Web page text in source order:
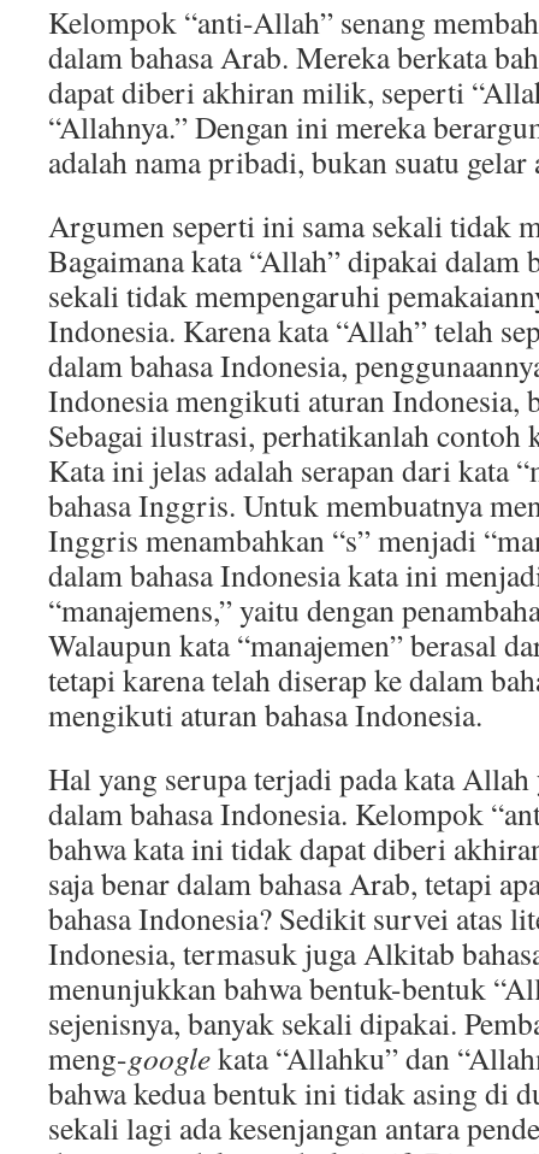
Kelompok “anti-Allah” senang
dalam bahasa Arab. Mereka berkata
dapat diberi akhiran milik, seperti
“Allahnya.” Dengan ini mereka
adalah nama pribadi, bukan suatu gelar
Argumen seperti ini sama sekali tidak
Bagaimana kata “Allah” dipakai dalam
sekali tidak mempengaruhi
Indonesia. Karena kata “Allah” telah
dalam bahasa Indonesia,
Indonesia mengikuti aturan Indonesia,
Sebagai ilustrasi, perhatikanlah contoh
Kata ini jelas adalah serapan dari kata
bahasa Inggris. Untuk membuatnya
Inggris menambahkan “s” menjadi
dalam bahasa Indonesia kata ini
“manajemens,” yaitu dengan
Walaupun kata “manajemen” berasal
tetapi karena telah diserap ke dalam
mengikuti aturan bahasa Indonesia.
Hal yang serupa terjadi pada kata
dalam bahasa Indonesia. Kelompok
bahwa kata ini tidak dapat diberi
saja benar dalam bahasa Arab, tetapi
bahasa Indonesia? Sedikit survei atas
Indonesia, termasuk juga Alkitab
menunjukkan bahwa bentuk-bentuk
sejenisnya, banyak sekali dipakai.
meng-googlekata “Allahku” dan
bahwa kedua bentuk ini tidak asing di
sekali lagi ada kesenjangan antara